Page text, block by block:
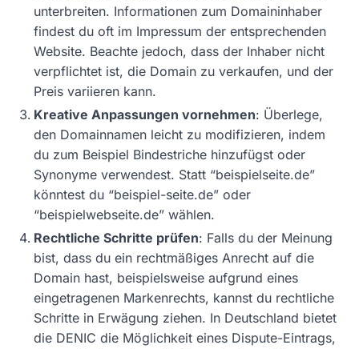
unterbreiten. Informationen zum Domaininhaber
findest du oft im Impressum der entsprechenden
Website. Beachte jedoch, dass der Inhaber nicht
verpflichtet ist, die Domain zu verkaufen, und der
Preis variieren kann.
Kreative Anpassungen vornehmen: Überlege,
den Domainnamen leicht zu modifizieren, indem
du zum Beispiel Bindestriche hinzufügst oder
Synonyme verwendest. Statt “beispielseite.de”
könntest du “beispiel-seite.de” oder
“beispielwebseite.de” wählen.
Rechtliche Schritte prüfen: Falls du der Meinung
bist, dass du ein rechtmäßiges Anrecht auf die
Domain hast, beispielsweise aufgrund eines
eingetragenen Markenrechts, kannst du rechtliche
Schritte in Erwägung ziehen. In Deutschland bietet
die DENIC die Möglichkeit eines Dispute-Eintrags,